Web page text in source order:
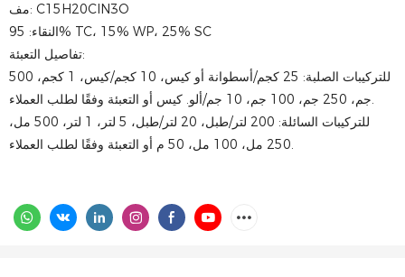
مف: C15H20ClN3O
النقاء: 95% TC، 15% WP، 25% SC
تفاصيل التعبئة:
للتركيبات الصلبة: 25 كجم/أسطوانة أو كيس، 10 كجم/كيس، 1 كجم، 500
جم، 250 جم، 100 جم، 10 جم/ألو. كيس أو التعبئة وفقًا لطلب العملاء.
للتركيبات السائلة: 200 لتر/طبل، 20 لتر/طبل، 5 لتر، 1 لتر، 500 مل،
250 مل، 100 مل، 50 م أو التعبئة وفقًا لطلب العملاء.